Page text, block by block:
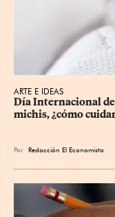
ARTE E IDEAS
Día Internacional
michis, ¿cómo
Por Redacción El Economista